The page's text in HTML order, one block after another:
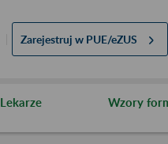
Zarejestruj w PUE/eZUS
Lekarze Wzory